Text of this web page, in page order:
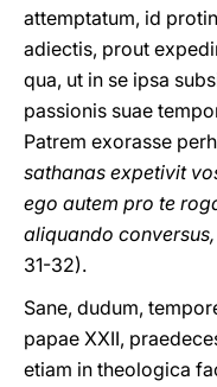
attemptatum, id
adiectis, prout
qua, ut in se ipsa
passionis suae
Patrem exorasse
sathanas expetivit
ego autem pro te
aliquando
31-32).
Sane, dudum,
papae XXII,
etiam in theologica